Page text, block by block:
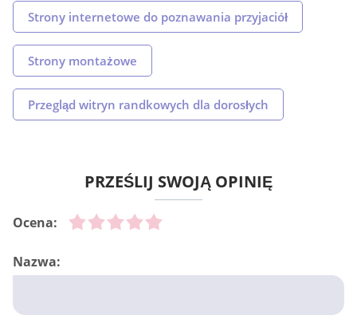
Strony internetowe do poznawania przyjaciół
Strony montażowe
Przegląd witryn randkowych dla dorosłych
PRZEŚLIJ SWOJĄ OPINIĘ
Ocena:
Nazwa: